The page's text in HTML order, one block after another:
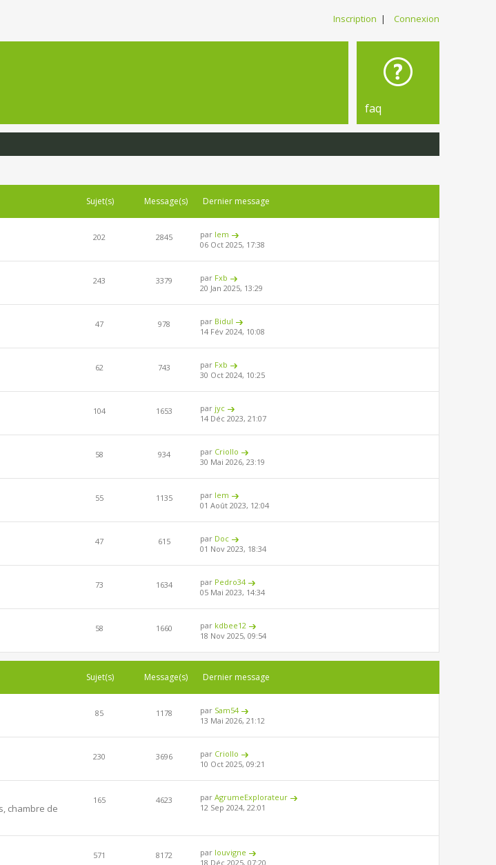
Inscription | Connexion
faq
Sujet(s) Message(s) Dernier message
202 2845 par lem
06 Oct 2025, 17:38
243 3379 par Fxb
20 Jan 2025, 13:29
47 978 par Bidul
14 Fév 2024, 10:08
62 743 par Fxb
30 Oct 2024, 10:25
104 1653 par jyc
14 Déc 2023, 21:07
58 934 par Criollo
30 Mai 2026, 23:19
55 1135 par lem
01 Août 2023, 12:04
47 615 par Doc
01 Nov 2023, 18:34
73 1634 par Pedro34
05 Mai 2023, 14:34
58 1660 par kdbee12
18 Nov 2025, 09:54
Sujet(s) Message(s) Dernier message
85 1178 par Sam54
13 Mai 2026, 21:12
230 3696 par Criollo
10 Oct 2025, 09:21
chambre de
165 4623 parAgrumeExplorateur
12 Sep 2024, 22:01
571 8172 par louvigne
18 Déc 2025, 07:20